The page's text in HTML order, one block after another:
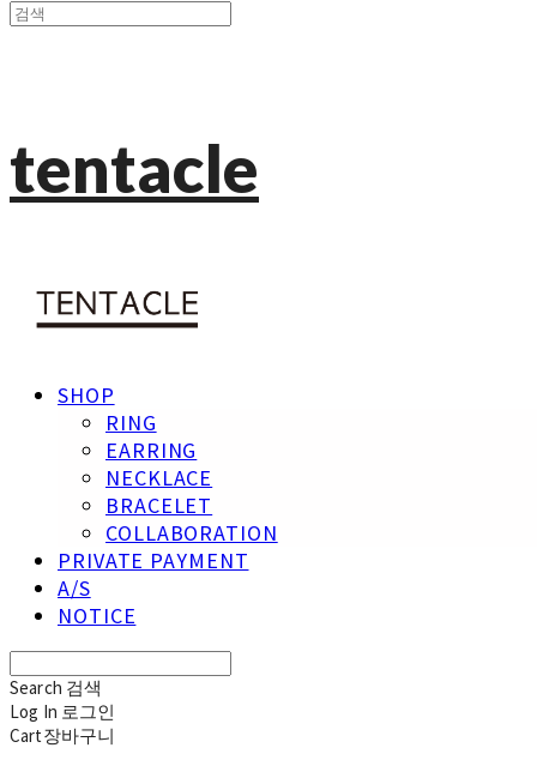
tentacle
SHOP
RING
EARRING
NECKLACE
BRACELET
COLLABORATION
PRIVATE PAYMENT
A/S
NOTICE
Search 검색
Log In 로그인
Cart장바구니